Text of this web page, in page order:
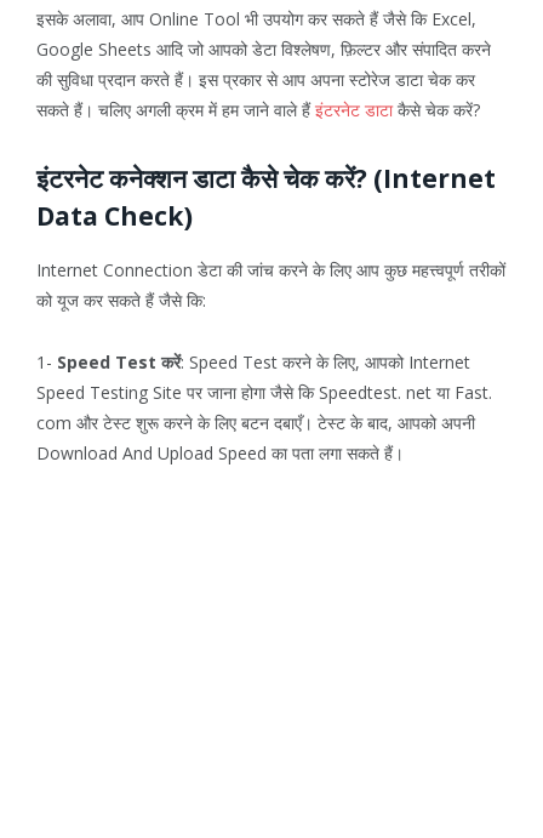
इसके अलावा, आप Online Tool भी उपयोग कर सकते हैं जैसे कि Excel,
Google Sheets आदि जो आपको डेटा विश्लेषण, फ़िल्टर और संपादित करने
की सुविधा प्रदान करते हैं। इस प्रकार से आप अपना स्टोरेज डाटा चेक कर
सकते हैं। चलिए अगली क्रम में हम जाने वाले हैंइंटरनेट डाटाकैसे चेक करें?
इंटरनेट कनेक्शन डाटा कैसे चेक करें? (Internet
Data Check)
Internet Connection डेटा की जांच करने के लिए आप कुछ महत्त्वपूर्ण तरीकों
को यूज कर सकते हैं जैसे कि:
1- Speed Test करें: Speed Test करने के लिए, आपको Internet
Speed Testing Site पर जाना होगा जैसे कि Speedtest. net या Fast.
com और टेस्ट शुरू करने के लिए बटन दबाएँ। टेस्ट के बाद, आपको अपनी
Download And Upload Speed का पता लगा सकते हैं।